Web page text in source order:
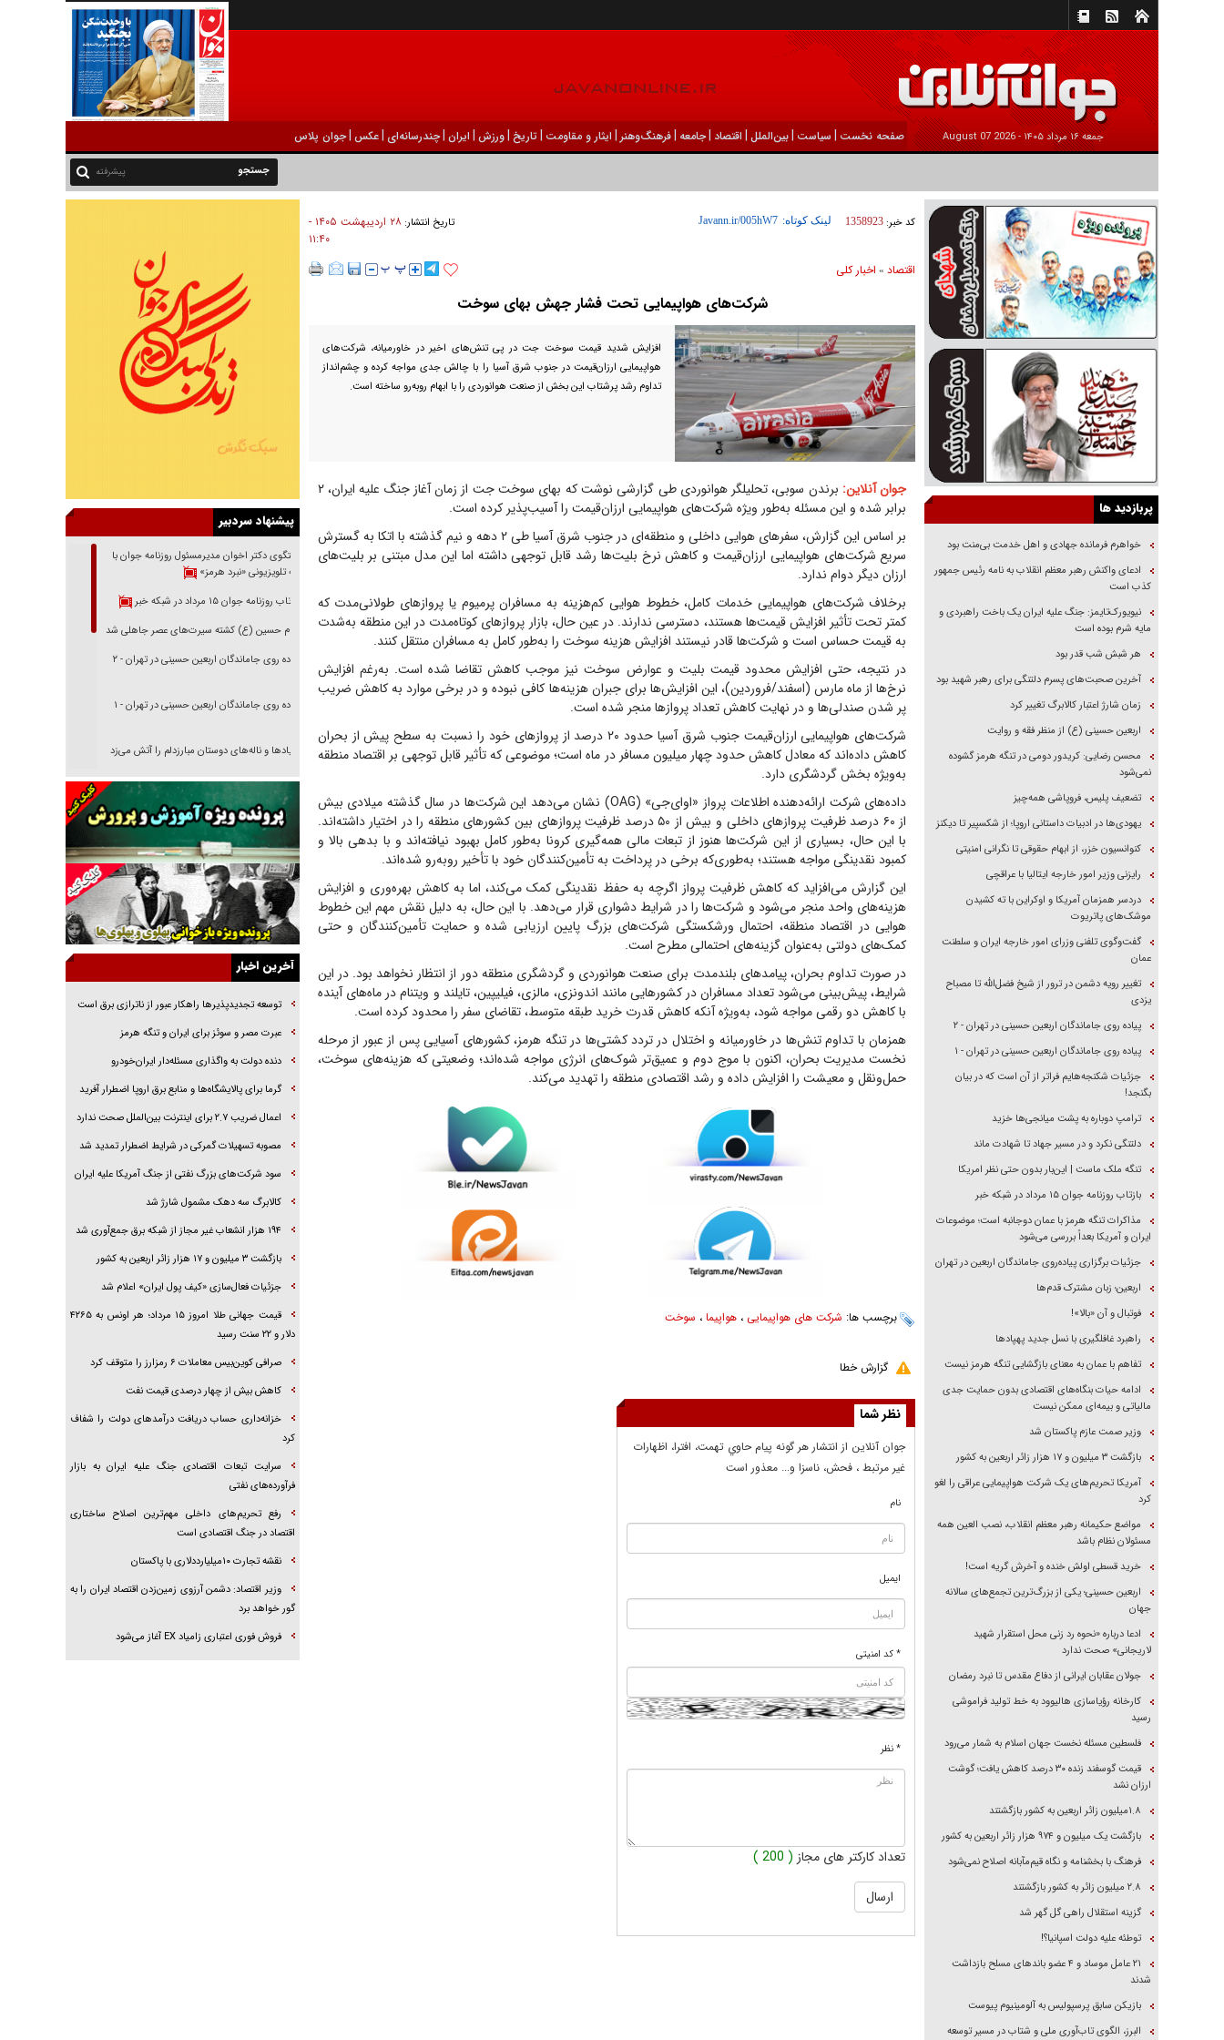
جمعه ۱۶ مرداد ۱۴۰۵ - 2026 August 07 صفحه نخست | سیاست |بين‌الملل | اقتصاد |جامعه |فرهنگ‌و‌هنر | ایثار و مقاومت |تاریخ |ورزش | ايران |چندرسانه‌ای |عکس |جوان پلاس
پیشرفته
کد خبر: 1358923 لینک کوتاه: تاریخ انتشار:
۲۸ ارديبهشت ۱۴۰۵ -
۱۱:۴۰
اقتصاد» اخبار کلی
شرکت‌های هواپیمایی تحت فشار جهش بهای سوخت
افزایش شدید قیمت سوخت جت در پی تنش‌های اخیر در خاورمیانه، شرکت‌های
هواپیمایی ارزان‌قیمت در جنوب شرق آسیا را با چالش جدی مواجه کرده و چشم‌انداز
تداوم رشد پرشتاب این بخش از صنعت هوانوردی را با ابهام روبه‌رو ساخته است.
جوان آنلاین:
برندن سوبی، تحلیلگر هوانوردی طی گزارشی نوشت که بهای سوخت جت از زمان آغاز جنگ علیه ایران، ۲
برابر شده و این مسئله به‌طور ویژه شرکت‌های هواپیمایی ارزان‌قیمت را آسیب‌پذیر کرده است.
بر اساس این گزارش، سفرهای هوایی داخلی و منطقه‌ای در جنوب شرق آسیا طی ۲ دهه و نیم گذشته با اتکا به گسترش
سریع شرکت‌های هواپیمایی ارزان‌قیمت و کاهش نرخ بلیت‌ها رشد قابل توجهی داشته اما این مدل مبتنی بر بلیت‌های
ارزان دیگر دوام ندارد.
برخلاف شرکت‌های هواپیمایی خدمات کامل، خطوط هوایی کم‌هزینه به مسافران پرمیوم یا پروازهای طولانی‌مدت که
کمتر تحت تأثیر افزایش قیمت‌ها هستند، دسترسی ندارند. در عین حال، بازار پروازهای کوتاه‌مدت در این منطقه به‌شدت
به قیمت حساس است و شرکت‌ها قادر نیستند افزایش هزینه سوخت را به‌طور کامل به مسافران منتقل کنند.
در نتیجه، حتی افزایش محدود قیمت بلیت و عوارض سوخت نیز موجب کاهش تقاضا شده است. به‌رغم افزایش
نرخ‌ها از ماه مارس (اسفند/فروردین)، این افزایش‌ها برای جبران هزینه‌ها کافی نبوده و در برخی موارد به کاهش ضریب
پر شدن صندلی‌ها و در نهایت کاهش تعداد پروازها منجر شده است.
شرکت‌های هواپیمایی ارزان‌قیمت جنوب شرق آسیا حدود ۲۰ درصد از پروازهای خود را نسبت به سطح پیش از بحران
کاهش داده‌اند که معادل کاهش حدود چهار میلیون مسافر در ماه است؛ موضوعی که تأثیر قابل توجهی بر اقتصاد منطقه
به‌ویژه بخش گردشگری دارد.
داده‌های شرکت ارائه‌دهنده اطلاعات پرواز «اوای‌جی» (OAG) نشان می‌دهد این شرکت‌ها در سال گذشته میلادی بیش
از ۶۰ درصد ظرفیت پروازهای داخلی و بیش از ۵۰ درصد ظرفیت پروازهای بین کشورهای منطقه را در اختیار داشته‌اند.
با این حال، بسیاری از این شرکت‌ها هنوز از تبعات مالی همه‌گیری کرونا به‌طور کامل بهبود نیافته‌اند و با بدهی بالا و
کمبود نقدینگی مواجه هستند؛ به‌طوری‌که برخی در پرداخت به تأمین‌کنندگان خود با تأخیر روبه‌رو شده‌اند.
این گزارش می‌افزاید که کاهش ظرفیت پرواز اگرچه به حفظ نقدینگی کمک می‌کند، اما به کاهش بهره‌وری و افزایش
هزینه‌های واحد منجر می‌شود و شرکت‌ها را در شرایط دشواری قرار می‌دهد. با این حال، به دلیل نقش مهم این خطوط
هوایی در اقتصاد منطقه، احتمال ورشکستگی شرکت‌های بزرگ پایین ارزیابی شده و حمایت تأمین‌کنندگان و حتی
کمک‌های دولتی به‌عنوان گزینه‌های احتمالی مطرح است.
در صورت تداوم بحران، پیامدهای بلندمدت برای صنعت هوانوردی و گردشگری منطقه دور از انتظار نخواهد بود. در این
شرایط، پیش‌بینی می‌شود تعداد مسافران در کشورهایی مانند اندونزی، مالزی، فیلیپین، تایلند و ویتنام در ماه‌های آینده
با کاهش دو رقمی مواجه شود، به‌ویژه آنکه کاهش قدرت خرید طبقه متوسط، تقاضای سفر را محدود کرده است.
همزمان با تداوم تنش‌ها در خاورمیانه و اختلال در تردد کشتی‌ها در تنگه هرمز، کشورهای آسیایی پس از عبور از مرحله
نخست مدیریت بحران، اکنون با موج دوم و عمیق‌تر شوک‌های انرژی مواجه شده‌اند؛ وضعیتی که هزینه‌های سوخت،
حمل‌ونقل و معیشت را افزایش داده و رشد اقتصادی منطقه را تهدید می‌کند.
برچسب ها: شرکت های هواپیمایی ، هواپیما، سوخت
گزارش خطا
نظر شما
جوان آنلاين از انتشار هر گونه پيام حاوي تهمت، افترا، اظهارات
غير مرتبط ، فحش، ناسزا و... معذور است
نام
ایمیل
* کد امنیتی
* نظر
تعداد کارکتر های مجاز ( 200 )
پربازدید ها
خواهرم فرمانده جهادی و اهل خدمت بی‌منت بود
ادعای واکنش رهبر معظم انقلاب به نامه رئیس جمهور
کذب است
نیویورک‌تایمز: جنگ علیه ایران یک باخت راهبردی و
مایه شرم بوده است
هر شبش شب قدر بود
آخرین صحبت‌های پسرم دلتنگی برای رهبر شهید بود
زمان شارژ اعتبار کالابرگ تغییر کرد
اربعین حسینی (ع) از منظر فقه و روایت
محسن رضایی: کریدور دومی در تنگه هرمز گشوده
نمی‌شود
تضعیف پلیس، فروپاشی همه‌چیز
یهودی‌ها در ادبیات داستانی اروپا؛ از شکسپیر تا دیکنز
کنوانسیون خزر، از ابهام حقوقی تا نگرانی امنیتی
رایزنی وزیر امور خارجه ایتالیا با عراقچی
دردسر همزمان آمریکا و اوکراین با ته کشیدن
موشک‌های پاتریوت
گفت‌وگوی تلفنی وزرای امور خارجه ایران و سلطنت
عمان
تغییر رویه دشمن در ترور از شیخ فضل‌الله تا مصباح
یزدی
پیاده روی جاماندگان اربعین حسینی در تهران - ۲
پیاده روی جاماندگان اربعین حسینی در تهران - ۱
جزئیات شکنجه‌هایم فراتر از آن است که در بیان
بگنجد!
ترامپ دوباره به پشت میانجی‌ها خزید
دلتنگی نکرد و در مسیر جهاد تا شهادت ماند
تنگه ملک ماست | این‌بار بدون حتی نظر امریکا
بازتاب روزنامه جوان ۱۵ مرداد در شبکه خبر
مذاکرات تنگه هرمز با عمان دوجانبه است؛ موضوعات
ایران و آمریکا بعداً بررسی می‌شود
جزئیات برگزاری پیاده‌روی جاماندگان اربعین در تهران
اربعین؛ زبان مشترک قدم‌ها
فوتبال و آن «بالا»!
راهبرد غافلگیری با نسل جدید پهپاد‌ها
تفاهم با عمان به معنای بازگشایی تنگه هرمز نیست
ادامه حیات بنگاه‌های اقتصادی بدون حمایت جدی
مالیاتی و بیمه‌ای ممکن نیست
وزیر صمت عازم پاکستان شد
بازگشت ۳ میلیون و ۱۷ هزار زائر اربعین به کشور
آمریکا تحریم‌های یک شرکت هواپیمایی عراقی را لغو
کرد
مواضع حکیمانه رهبر معظم انقلاب، نصب العین همه
مسئولان نظام باشد
خرید قسطی اولش خنده و آخرش گریه است!
اربعین حسینی؛ یکی از بزرگ‌ترین تجمع‌های سالانه
جهان
ادعا درباره «نحوه رد زنی محل استقرار شهید
لاریجانی» صحت ندارد
جولان عقابان ایرانی از دفاع مقدس تا نبرد رمضان
کارخانه رؤیاسازی هالیوود به خط تولید فراموشی
رسید
فلسطین مسئله نخست جهان اسلام به شمار می‌رود
قیمت گوسفند زنده ۳۰ درصد کاهش یافت؛ گوشت
ارزان نشد
۱.۸میلیون زائر اربعین به کشور بازگشتند
بازگشت یک میلیون و ۹۷۴ هزار زائر اربعین به کشور
فرهنگ با بخشنامه و نگاه قیم‌مآبانه اصلاح نمی‌شود
۲.۸ میلیون زائر به کشور بازگشتند
گزینه استقلال راهی گل گهر شد
توطئه علیه دولت اسپانیا؟!
۲۱ عامل موساد و ۴ عضو باند‌های مسلح بازداشت
شدند
بازیکن سابق پرسپولیس به آلومینیوم پیوست
البرز، الگوی تاب‌آوری ملی و شتاب در مسیر توسعه
پیشنهاد سردبیر
گفتگوی دکتر اخوان مدیرمسئول روزنامه جوان با
برنامه تلویزیونی «نبرد هرمز»
بازتاب روزنامه جوان ۱۵ مرداد در شبکه خبر
امام حسین (ع) کشته سیرت‌های عصر جاهلی شد
پیاده روی جاماندگان اربعین حسینی در تهران - ۲
پیاده روی جاماندگان اربعین حسینی در تهران - ۱
فریاد‌ها و ناله‌های دوستان مبارزدلم را آتش می‌زد
تغییر رویه دشمن در ترور از شیخ فضل‌الله تا مصباح
خرید قسطی اولش خنده و آخرش گریه است!
فوتبال و آن «بالا»!
راهبرد غافلگیری با نسل جدید پهپاد‌ها
جنجال پزشکان تقلبی در صنعت زیبایی
یهودی‌ها در ادبیات داستانی اروپا؛ از شکسپیر تا
دیکنز
خواهرم فرمانده جهادی و اهل خدمت بی‌منت بود
جزئیات شکنجه‌هایم فراتر از آن است که در بیان
برابر یورش به پاسگاه‌های پلیس
آخرین اخبار
توسعه تجدیدپذیر‌ها راهکار عبور از ناترازی برق است
عبرت مصر و سوئز برای ایران و تنگه هرمز
دنده دولت به واگذاری مسئله‌دار ایران‌خودرو
گرما برای پالایشگاه‌ها و منابع برق اروپا اضطرار آفرید
اعمال ضریب ۲.۷ برای اینترنت بین‌الملل صحت ندارد
مصوبه تسهیلات گمرکی در شرایط اضطرار تمدید شد
سود شرکت‌های بزرگ نفتی از جنگ آمریکا علیه ایران
کالابرگ سه دهک مشمول شارژ شد
۱۹۴ هزار انشعاب غیر مجاز از شبکه برق جمع‌آوری شد
بازگشت ۳ میلیون و ۱۷ هزار زائر اربعین به کشور
جزئیات فعال‌سازی «کیف پول ایران» اعلام شد
قیمت جهانی طلا امروز ۱۵ مرداد؛ هر اونس به ۴۲۶۵
دلار و ۲۲ سنت رسید
صرافی کوین‌بیس معاملات ۶ رمزارز را متوقف کرد
کاهش بیش از چهار درصدی قیمت نفت
خزانه‌داری حساب دریافت درآمد‌های دولت را شفاف
کرد
سرایت تبعات اقتصادی جنگ علیه ایران به بازار
فرآورده‌های نفتی
رفع تحریم‌های داخلی مهم‌ترین اصلاح ساختاری
اقتصاد در جنگ اقتصادی است
نقشه تجارت ۱۰میلیارددلاری با پاکستان
وزیر اقتصاد: دشمن آرزوی زمین‌زدن اقتصاد ایران را به
گور خواهد برد
فروش فوری اعتباری زامیاد EX آغاز می‌شود